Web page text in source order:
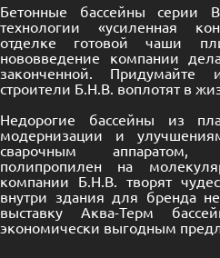
Бетонные бассейны серии
технологии «усиленная
отделке готовой чаши
нововведение компании
законченной.
строители Б.Н.В. воплотят в
Недорогие бассейны из
модернизации и
сварочным аппаратом,
полипропилен на
компании Б.Н.В. творят
внутри здания для бренда
выставку Аква-Терм
экономически выгодным